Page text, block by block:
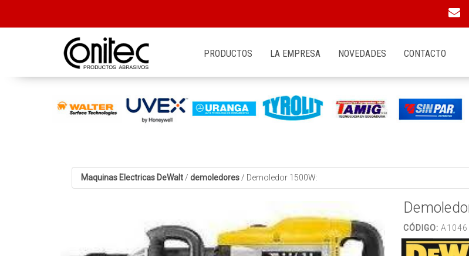
PRODUCTOS LA EMPRESA NOVEDADES CONTACTO
Maquinas Electricas DeWalt / demoledores / Demoledor 1500W:
CÓDIGO: A1046